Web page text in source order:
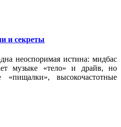
и секреты
неоспоримая истина: мидбас
музыке «тело» и драйв, но
высокочастотные